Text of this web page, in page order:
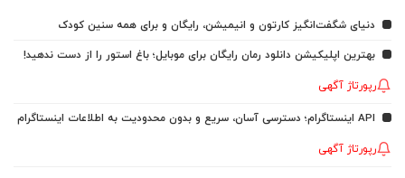
دنیای شگفت‌انگیز کارتون و انیمیشن، رایگان و برای همه سنین کودک
بهترین اپلیکیشن دانلود رمان رایگان برای موبایل؛ باغ استور را از دست ندهید!
رپورتاژ آگهی
API اینستاگرام؛ دسترسی آسان، سریع و بدون محدودیت به اطلاعات اینستاگرام
رپورتاژ آگهی